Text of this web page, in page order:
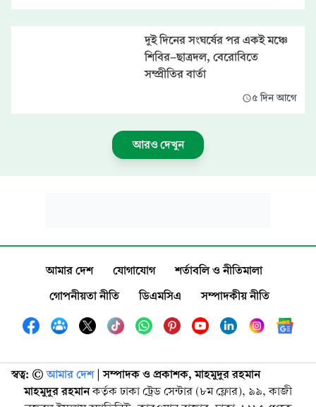
দুই দিনের সংঘর্ষের পর একই মঞ্চে
শিবির-ছাত্রদল, বেরোবিতে
সম্প্রীতির বার্তা
৫ দিন আগে
আরও দেখুন
আমার দেশ যোগাযোগ
শর্তাবলি ও নীতিমালা
গোপনীয়তা নীতি
ডিএমসিএ সম্পাদকীয় নীতি
স্বত্ব: ©️ আমার দেশ| সম্পাদক ও প্রকাশক, মাহমুদুর রহমান
মাহমুদুর রহমানকর্তৃক ঢাকা ট্রেড সেন্টার (৮ম ফ্লোর), ৯৯, কাজী